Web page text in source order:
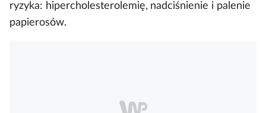
ryzyka: hipercholesterolemię, nadciśnienie i palenie
papierosów.